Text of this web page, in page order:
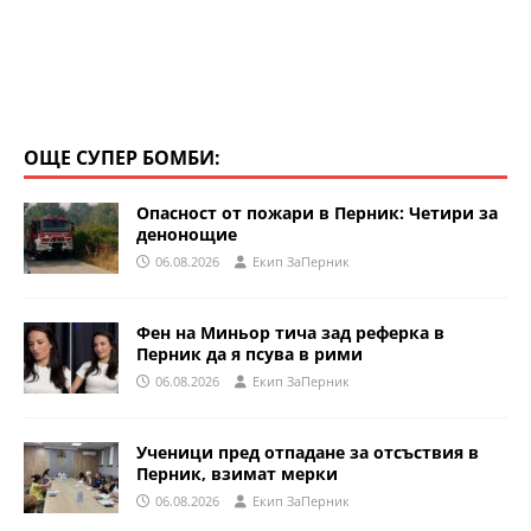
ОЩЕ СУПЕР БОМБИ:
Опасност от пожари в Перник: Четири за
денонощие
06.08.2026 Eкип ЗаПерник
Фен на Миньор тича зад реферка в
Перник да я псува в рими
06.08.2026 Eкип ЗаПерник
Ученици пред отпадане за отсъствия в
Перник, взимат мерки
06.08.2026 Eкип ЗаПерник